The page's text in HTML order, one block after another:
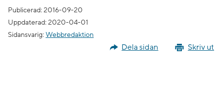
Publicerad: 2016-09-20
Uppdaterad: 2020-04-01
Sidansvarig: Webbredaktion
Skriv ut
Dela sidan